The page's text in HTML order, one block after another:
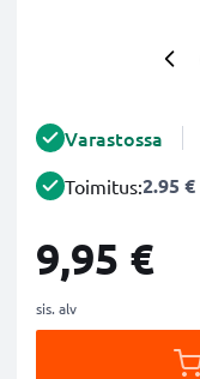
Varastossa
Toimitus:2.95 €
9,95 €
sis. alv